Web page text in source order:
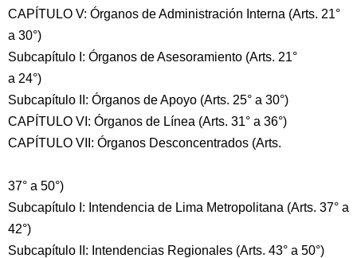
CAPÍTULO V: Órganos de Administración Interna (Arts. 21°
a 30°)
Subcapítulo I: Órganos de Asesoramiento (Arts. 21°
a 24°)
Subcapítulo II: Órganos de Apoyo (Arts. 25° a 30°)
CAPÍTULO VI: Órganos de Línea (Arts. 31° a 36°)
CAPÍTULO VII: Órganos Desconcentrados (Arts.
37° a 50°)
Subcapítulo I: Intendencia de Lima Metropolitana (Arts. 37° a
42°)
Subcapítulo II: Intendencias Regionales (Arts. 43° a 50°)